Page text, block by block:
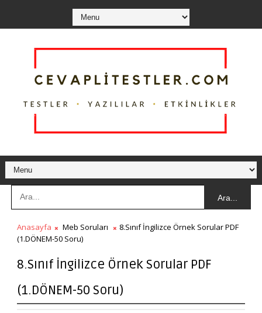
Ara...
Anasayfa Meb Soruları
8.Sınıf İngilizce Örnek Sorular PDF
(1.DÖNEM-50 Soru)
8.Sınıf İngilizce Örnek Sorular PDF
(1.DÖNEM-50 Soru)